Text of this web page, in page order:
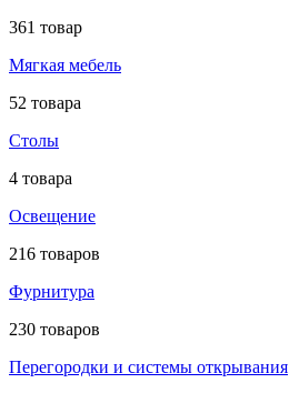
361 товар
Мягкая мебель
52 товара
Столы
4 товара
Освещение
216 товаров
Фурнитура
230 товаров
Перегородки и системы открывания